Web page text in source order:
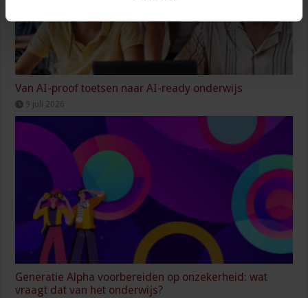
Van AI-proof toetsen naar AI-ready onderwijs
9 juli 2026
Generatie Alpha voorbereiden op onzekerheid: wat
vraagt dat van het onderwijs?